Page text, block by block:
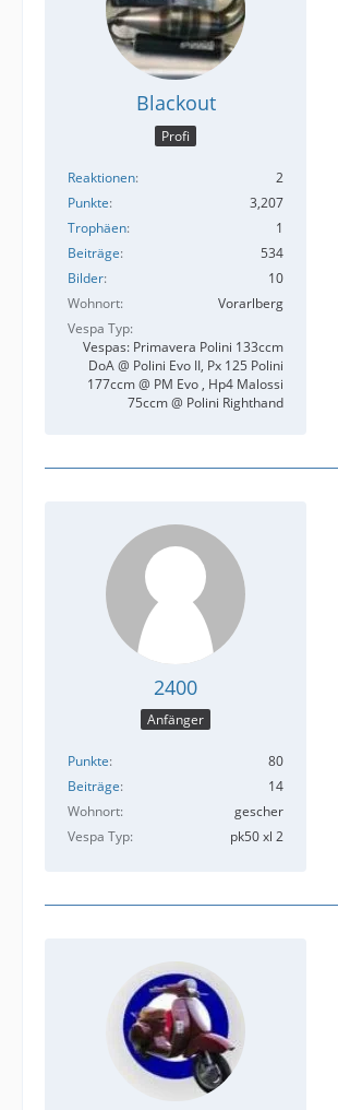
Blackout
Profi
Reaktionen
2
Punkte
3,207
Trophäen
1
Beiträge
534
Bilder
10
Wohnort
Vorarlberg
Vespa Typ
Vespas: Primavera Polini 133ccm
DoA @ Polini Evo II, Px 125 Polini
177ccm @ PM Evo , Hp4 Malossi
75ccm @ Polini Righthand
2400
Anfänger
Punkte
80
Beiträge
14
Wohnort
gescher
Vespa Typ
pk50 xl 2